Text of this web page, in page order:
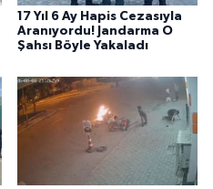
17 Yıl 6 Ay Hapis Cezasıyla
Aranıyordu! Jandarma O
Şahsı Böyle Yakaladı